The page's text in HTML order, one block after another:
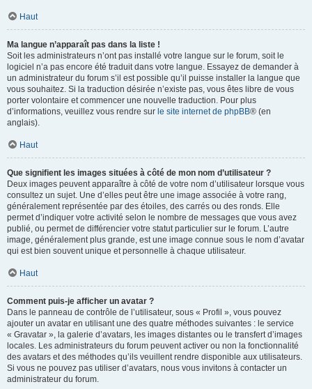
Haut
Ma langue n’apparaît pas dans la liste !
Soit les administrateurs n’ont pas installé votre langue sur le forum, soit le
logiciel n’a pas encore été traduit dans votre langue. Essayez de demander à
un administrateur du forum s’il est possible qu’il puisse installer la langue que
vous souhaitez. Si la traduction désirée n’existe pas, vous êtes libre de vous
porter volontaire et commencer une nouvelle traduction. Pour plus
d’informations, veuillez vous rendre sur le site internet de phpBB® (en
anglais).
Haut
Que signifient les images situées à côté de mon nom d’utilisateur ?
Deux images peuvent apparaître à côté de votre nom d’utilisateur lorsque vous
consultez un sujet. Une d’elles peut être une image associée à votre rang,
généralement représentée par des étoiles, des carrés ou des ronds. Elle
permet d’indiquer votre activité selon le nombre de messages que vous avez
publié, ou permet de différencier votre statut particulier sur le forum. L’autre
image, généralement plus grande, est une image connue sous le nom d’avatar
qui est bien souvent unique et personnelle à chaque utilisateur.
Haut
Comment puis-je afficher un avatar ?
Dans le panneau de contrôle de l’utilisateur, sous « Profil », vous pouvez
ajouter un avatar en utilisant une des quatre méthodes suivantes : le service
« Gravatar », la galerie d’avatars, les images distantes ou le transfert d’images
locales. Les administrateurs du forum peuvent activer ou non la fonctionnalité
des avatars et des méthodes qu’ils veuillent rendre disponible aux utilisateurs.
Si vous ne pouvez pas utiliser d’avatars, nous vous invitons à contacter un
administrateur du forum.